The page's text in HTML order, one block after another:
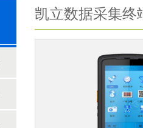
凯立数据采集终